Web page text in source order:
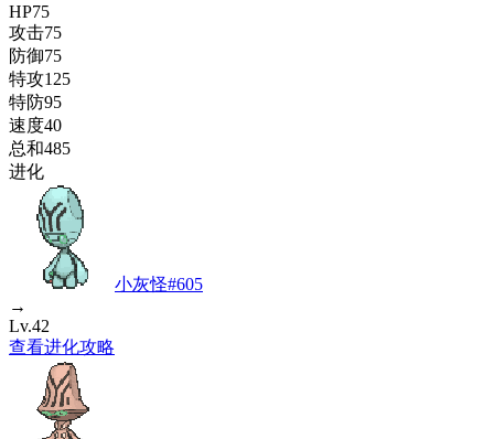
HP75
攻击75
防御75
特攻125
特防95
速度40
总和485
进化
小灰怪#605
→
Lv.42
查看进化攻略